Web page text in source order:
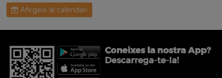
Afegeix al calendari